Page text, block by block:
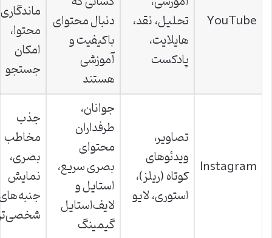
YouTube
تحلیل، نقد،
هایلایت،
پادکست
دنبال محتوای
باکیفیت و
آموزشی
هستند
ماندگاری
محتوا،
امکان
جستجو
Instagram
تصاویر،
ویدئوهای
کوتاه (ریلز)،
استوری، لایو
جوانان،
طرفداران
محتوای
بصری سریع،
استایل و
لایف‌استایل
گیمینگ
جذب
مخاطب
بصری،
نمایش